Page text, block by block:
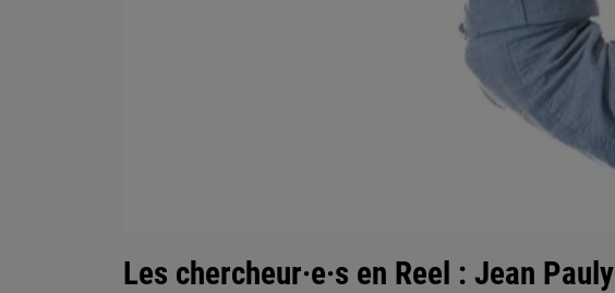
Les chercheur·e·s en Reel : Jean Pauly